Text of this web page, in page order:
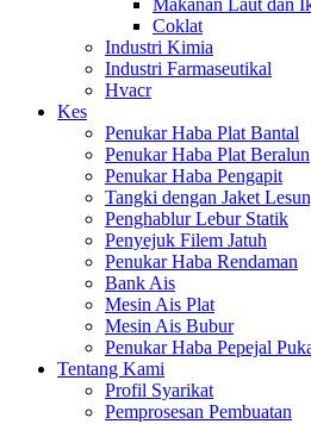
Makanan Laut dan
Coklat
Industri Kimia
Industri Farmaseutikal
Hvacr
Kes
Penukar Haba Plat Bantal
Penukar Haba Plat Beralun
Penukar Haba Pengapit
Tangki dengan Jaket
Penghablur Lebur Statik
Penyejuk Filem Jatuh
Penukar Haba Rendaman
Bank Ais
Mesin Ais Plat
Mesin Ais Bubur
Penukar Haba Pepejal
Tentang Kami
Profil Syarikat
Pemprosesan Pembuatan